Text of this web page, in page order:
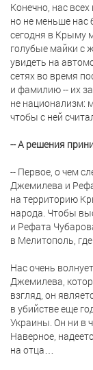
Конечно, нас
но не меньше нас
сегодня в Крыму
голубые майки с
увидеть на
сетях во время
и фамилию -- их
не национализм:
чтобы с ней
-- А решения
-- Первое, о чем
Джемилева и
на территорию
народа. Чтобы
и Рефата
в Мелитополь,
Нас очень
Джемилева,
взгляд, он
в убийстве еще
Украины. Он ни в
Наверное,
на отца…